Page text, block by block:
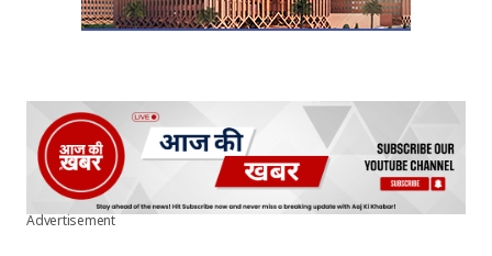
Advertisement